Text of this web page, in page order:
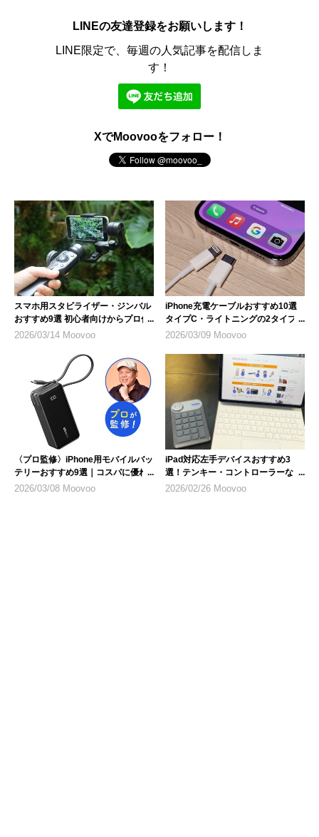
LINEの友達登録をお願いします！
LINE限定で、毎週の人気記事を配信しま
す！
XでMoovooをフォロー！
スマホ用スタビライザー・ジンバル
おすすめ9選 初心者向けからプロ仕
様まで
2026/03/14 Moovoo
iPhone充電ケーブルおすすめ10選
タイプC・ライトニングの2タイプ
を紹介
2026/03/09 Moovoo
〈プロ監修〉iPhone用モバイルバッ
テリーおすすめ9選｜コスパに優れ
た1台を選ぶ
2026/03/08 Moovoo
iPad対応左手デバイスおすすめ3
選！テンキー・コントローラーな
ど、選び方のポイントも解説
2026/02/26 Moovoo